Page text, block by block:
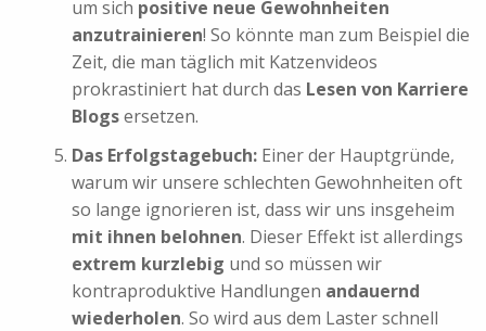
um sich positive neue Gewohnheiten
anzutrainieren! So könnte man zum Beispiel die
Zeit, die man täglich mit Katzenvideos
prokrastiniert hat durch das Lesen von Karriere
Blogsersetzen.
Das Erfolgstagebuch: Einer der Hauptgründe,
warum wir unsere schlechten Gewohnheiten oft
so lange ignorieren ist, dass wir uns insgeheim
mit ihnen belohnen. Dieser Effekt ist allerdings
extrem kurzlebig und so müssen wir
kontraproduktive Handlungen andauernd
wiederholen. So wird aus dem Laster schnell